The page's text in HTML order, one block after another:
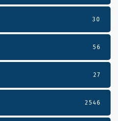
30
56
27
2546